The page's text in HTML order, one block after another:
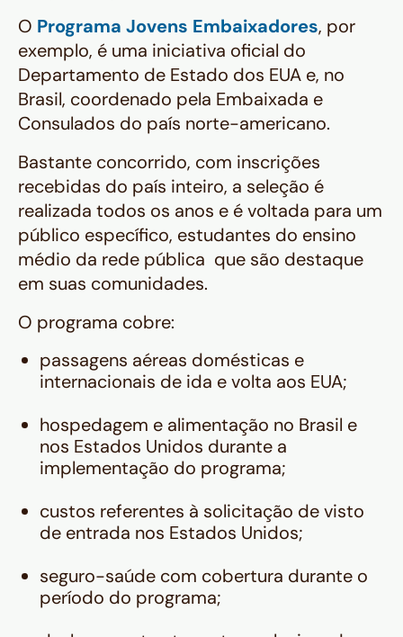
O Programa Jovens Embaixadores, por
exemplo, é uma iniciativa oficial do
Departamento de Estado dos EUA e, no
Brasil, coordenado pela Embaixada e
Consulados do país norte-americano.
Bastante concorrido, com inscrições
recebidas do país inteiro, a seleção é
realizada todos os anos e é voltada para um
público específico, estudantes do ensino
médio da rede pública que são destaque
em suas comunidades.
O programa cobre:
passagens aéreas domésticas e
internacionais de ida e volta aos EUA;
hospedagem e alimentação no Brasil e
nos Estados Unidos durante a
implementação do programa;
custos referentes à solicitação de visto
de entrada nos Estados Unidos;
seguro-saúde com cobertura durante o
período do programa;